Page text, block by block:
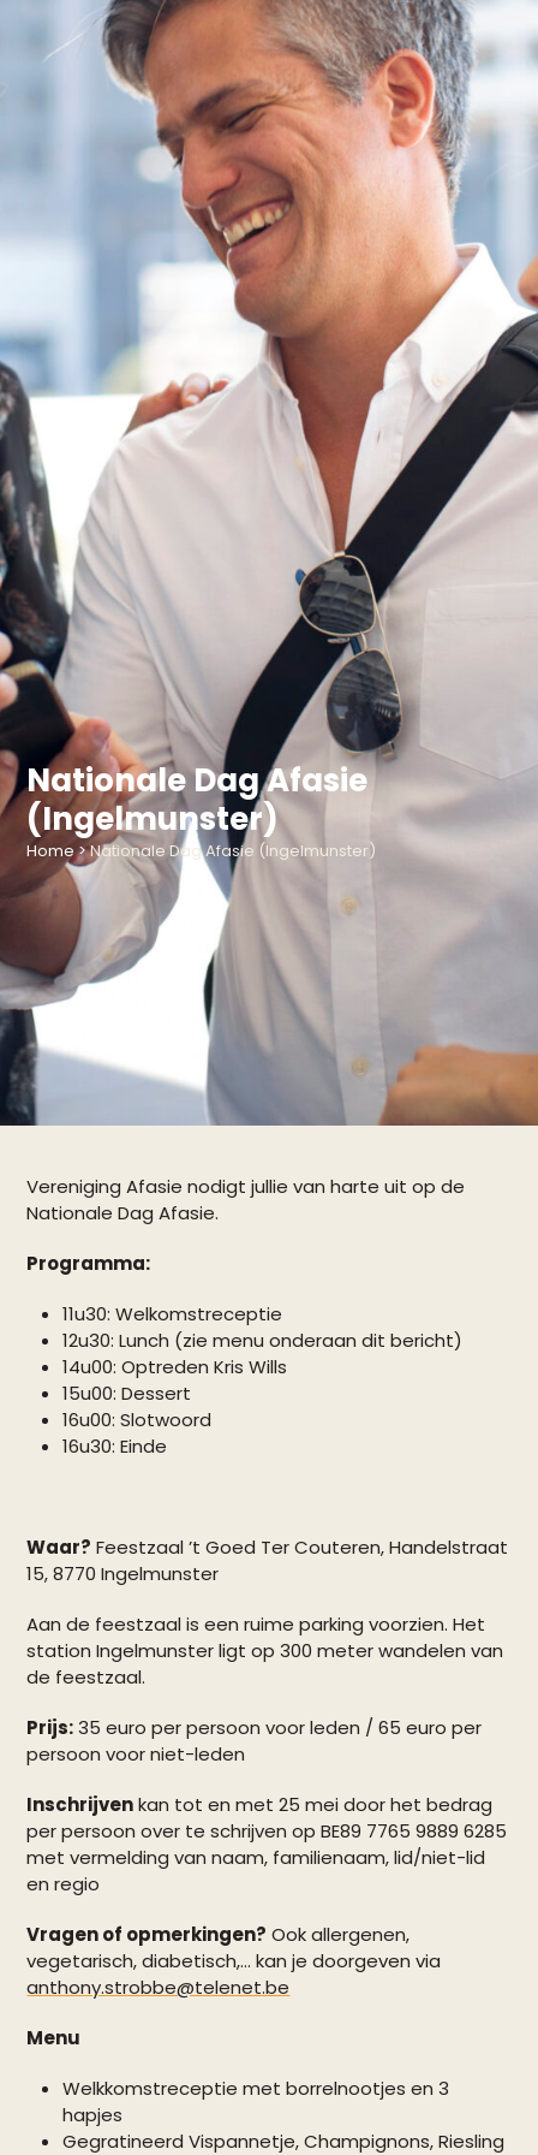
Nationale Dag Afasie
(Ingelmunster)
Home>Nationale Dag Afasie (Ingelmunster)
Vereniging Afasie nodigt jullie van harte uit op de
Nationale Dag Afasie.
Programma:
11u30: Welkomstreceptie
12u30: Lunch (zie menu onderaan dit bericht)
14u00: Optreden Kris Wills
15u00: Dessert
16u00: Slotwoord
16u30: Einde
Waar? Feestzaal ’t Goed Ter Couteren, Handelstraat
15, 8770 Ingelmunster
Aan de feestzaal is een ruime parking voorzien. Het
station Ingelmunster ligt op 300 meter wandelen van
de feestzaal.
Prijs:35 euro per persoon voor leden / 65 euro per
persoon voor niet-leden
Inschrijvenkan tot en met 25 mei door het bedrag
per persoon over te schrijven op BE89 7765 9889 6285
met vermelding van naam, familienaam, lid/niet-lid
en regio
Vragen of opmerkingen? Ook allergenen,
vegetarisch, diabetisch,… kan je doorgeven via
anthony.strobbe@telenet.be
Menu
Welkkomstreceptie met borrelnootjes en 3
hapjes
Gegratineerd Vispannetje, Champignons, Riesling